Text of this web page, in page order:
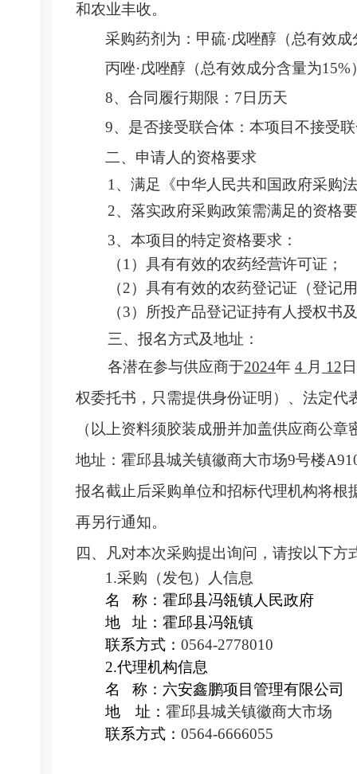
和农业丰收。
采购药剂为：甲硫·戊唑醇（总有效
丙唑·戊唑醇（总有效成分含量为
8、合同履行期限： 7日历天
9、是否接受联合体：本项目不接受
二、申请人的资格要求
1、满足《中华人民共和国政府采购法
2、落实政府采购政策需满足的资格
3、本项目的特定资格要求：
（1）具有有效的农药经营许可证；
（2）具有有效的农药登记证（登记
（3）所投产品登记证持有人授权书
三、 报名方式及地址：
各潜在参与供应商于2024年 4 月 12
权委托书，只需提供身份证明）、法定
（以上资料须胶装成册并加盖供应商公
地址： 霍邱县城关镇徽商大市场9号楼
报名截止后采购单位和招标代理机构将
再另行通知。
四 、凡对本次采购提出询问，请按以下方
1.采购（发包）人信息
名
称：霍邱县冯瓴镇人民政府
地 址：霍邱县冯瓴镇
联系方式：0564-2778010
2.代理机构信息
名
称： 六安鑫鹏项目管理有限公司
地 址：霍邱县城关镇徽商大市场
联系方式：0564-6666055